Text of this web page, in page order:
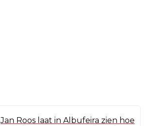
Jan Roos laat in Albufeira zien hoe